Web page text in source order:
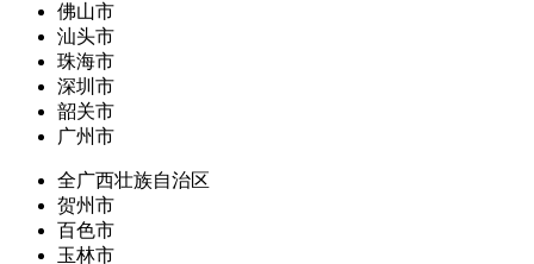
佛山市
汕头市
珠海市
深圳市
韶关市
广州市
全广西壮族自治区
贺州市
百色市
玉林市